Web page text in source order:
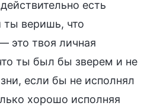
есть
ты веришь, что
это твоя личная
ты был бы зверем и не
если бы не исполнял
хорошо исполняя